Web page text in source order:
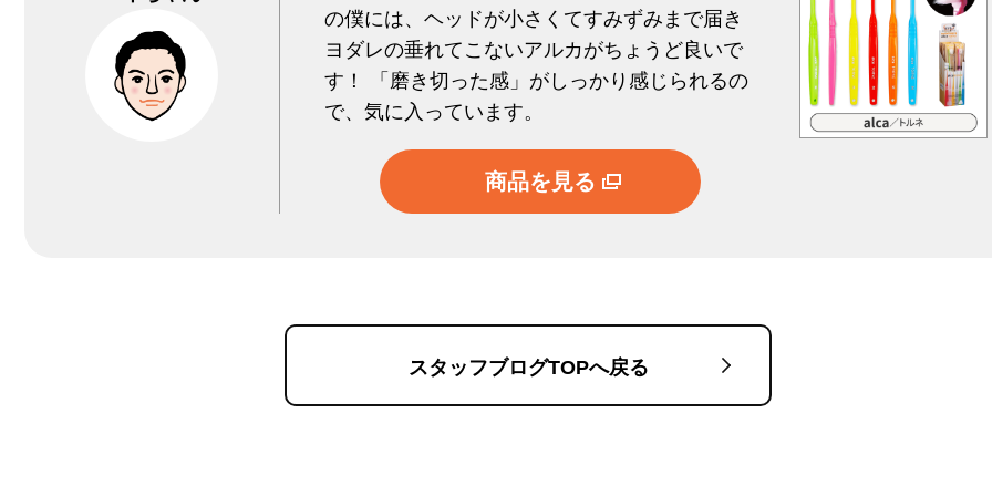
の僕には、ヘッドが小さくてすみずみまで届き
ヨダレの垂れてこないアルカがちょうど良いで
す！ 「磨き切った感」がしっかり感じられるの
で、気に入っています。
商品を見る
スタッフブログTOPへ戻る